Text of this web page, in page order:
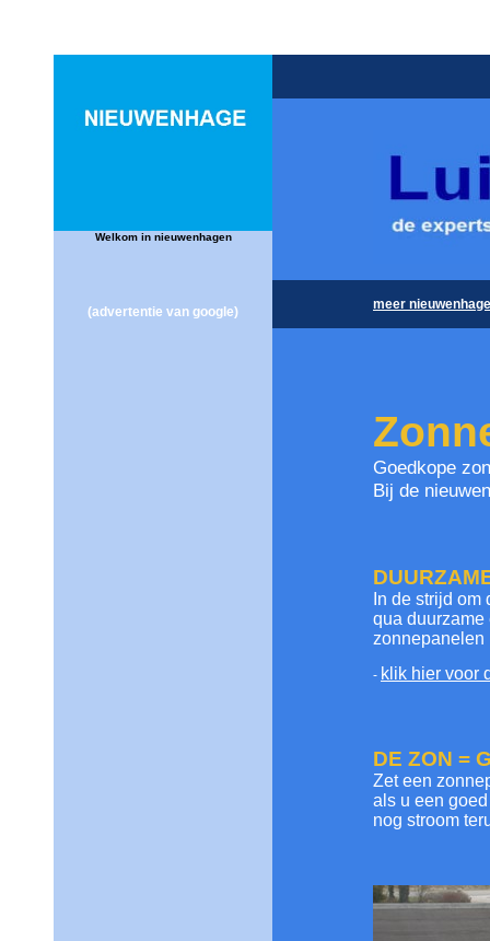
Welkom in nieuwenhagen
(advertentie van google)
meer
Goedkope
Bij de
In de strijd
qua
zonnepanelen
- klik hier voor
DE ZON =
Zet een
als u een
nog stroom